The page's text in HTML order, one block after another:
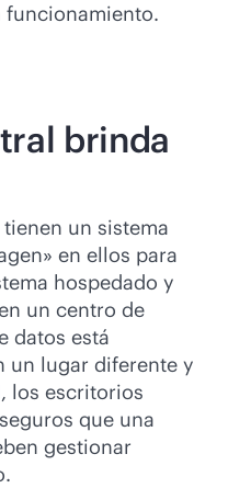
brinda
un sistema
en ellos para
hospedado y
un centro de
datos está
un lugar diferente y
los escritorios
que una
gestionar